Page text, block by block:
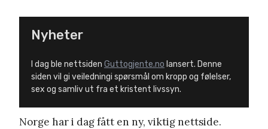
Nyheter
I dag ble nettsiden Guttogjente.no lansert. Denne
siden vil gi veiledningi spørsmål om kropp og følelser,
sex og samliv ut fra et kristent livssyn.
Norge har i dag fått en ny, viktig nettside.